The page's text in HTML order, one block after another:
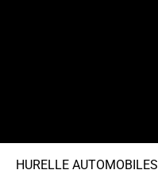
HURELLE AUTOMOBILES